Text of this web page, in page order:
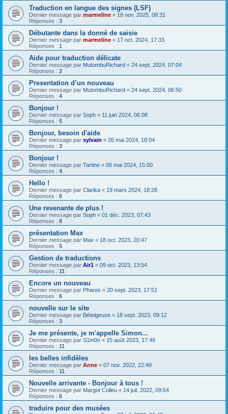
Traduction en langue des signes (LSF)
Dernier message par marmeline « 18 nov. 2025, 08:31
Réponses : 3
Débutante dans la donné de saisie
Dernier message par marmeline « 17 oct. 2024, 17:33
Réponses : 1
Aide pour traduction délicate
Dernier message par MutombuRichard « 24 sept. 2024, 07:04
Réponses : 2
Presentation d’un nouveau
Dernier message par MutombuRichard « 24 sept. 2024, 06:50
Réponses : 4
Bonjour !
Dernier message par Soph « 11 juin 2024, 06:08
Réponses : 5
Bonjour, besoin d'aide
Dernier message par sylvain « 26 mai 2024, 18:04
Réponses : 3
Bonjour !
Dernier message par Tartine « 06 mai 2024, 15:00
Réponses : 4
Hello !
Dernier message par Clarika « 19 mars 2024, 18:28
Réponses : 6
Une revenante de plus !
Dernier message par Soph « 01 déc. 2023, 07:43
Réponses : 8
présentation Max
Dernier message par Max « 18 oct. 2023, 20:47
Réponses : 5
Gestion de traductions
Dernier message par Air1 « 09 oct. 2023, 13:54
Réponses : 11
Encore un nouveau
Dernier message par Phares « 20 sept. 2023, 17:51
Réponses : 6
nouvelle sur le site
Dernier message par Bételgeuse « 18 sept. 2023, 09:12
Réponses : 3
Je me présente, je m'appelle Simon...
Dernier message par S1m0n « 15 août 2023, 17:49
Réponses : 11
les belles infidèles
Dernier message par Anne « 07 nov. 2022, 22:49
Réponses : 11
Nouvelle arrivante - Bonjour à tous !
Dernier message par Margot Colleu « 14 juil. 2022, 09:54
Réponses : 6
traduire pour des musées